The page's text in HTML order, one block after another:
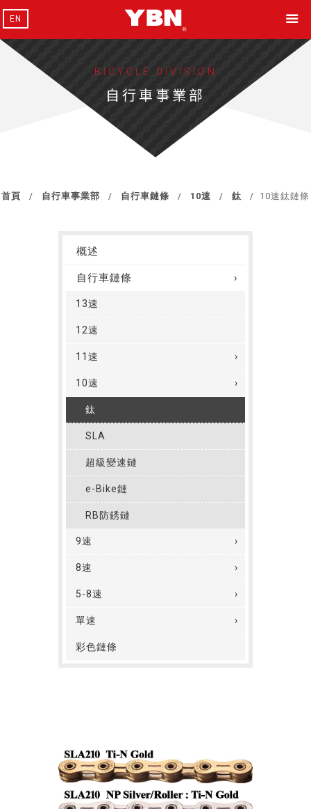
EN
BICYCLE DIVISION
自行車事業部
首頁 自行車事業部 自行車鏈條 10速 鈦 10速鈦鏈條
概述
自行車鏈條
13速
12速
11速
10速
鈦
SLA
超級變速鏈
e-Bike鏈
RB防銹鏈
9速
8速
5-8速
單速
彩色鏈條